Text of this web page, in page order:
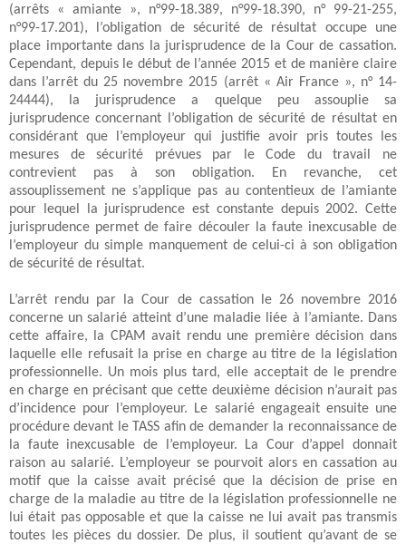
(arrêts « amiante », n°99-18.389, n°99-18.390, n° 99-21-255,
n°99-17.201), l’obligation de sécurité de résultat occupe une
place importante dans la jurisprudence de la Cour de cassation.
Cependant, depuis le début de l’année 2015 et de manière claire
dans l’arrêt du 25 novembre 2015 (arrêt « Air France », n° 14-
24444), la jurisprudence a quelque peu assouplie sa
jurisprudence concernant l’obligation de sécurité de résultat en
considérant que l’employeur qui justifie avoir pris toutes les
mesures de sécurité prévues par le Code du travail ne
contrevient pas à son obligation. En revanche, cet
assouplissement ne s’applique pas au contentieux de l’amiante
pour lequel la jurisprudence est constante depuis 2002. Cette
jurisprudence permet de faire découler la faute inexcusable de
l’employeur du simple manquement de celui-ci à son obligation
de sécurité de résultat.
L’arrêt rendu par la Cour de cassation le 26 novembre 2016
concerne un salarié atteint d’une maladie liée à l’amiante. Dans
cette affaire, la CPAM avait rendu une première décision dans
laquelle elle refusait la prise en charge au titre de la législation
professionnelle. Un mois plus tard, elle acceptait de le prendre
en charge en précisant que cette deuxième décision n’aurait pas
d’incidence pour l’employeur. Le salarié engageait ensuite une
procédure devant le TASS afin de demander la reconnaissance de
la faute inexcusable de l’employeur. La Cour d’appel donnait
raison au salarié. L’employeur se pourvoit alors en cassation au
motif que la caisse avait précisé que la décision de prise en
charge de la maladie au titre de la législation professionnelle ne
lui était pas opposable et que la caisse ne lui avait pas transmis
toutes les pièces du dossier. De plus, il soutient qu’avant de se